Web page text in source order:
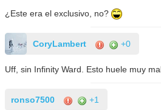
¿Este era el exclusivo, no?
CoryLambert +0
Uff, sin Infinity Ward. Esto huele muy
ronso7500 +1